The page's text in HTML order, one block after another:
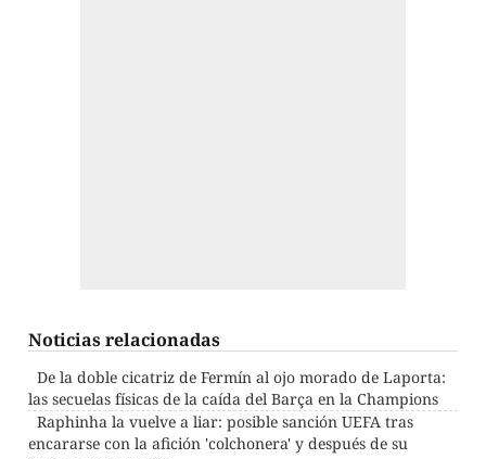
Noticias relacionadas
De la doble cicatriz de Fermín al ojo morado de Laporta:
las secuelas físicas de la caída del Barça en la Champions
Raphinha la vuelve a liar: posible sanción UEFA tras
encararse con la afición 'colchonera' y después de su